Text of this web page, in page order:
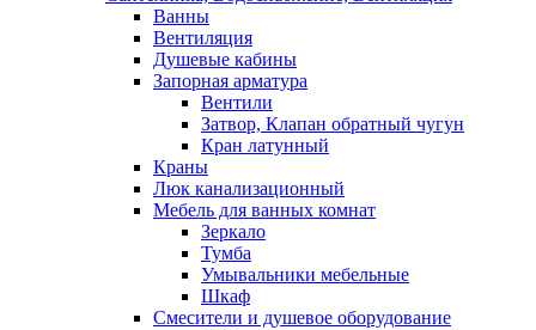
Ванны
Вентиляция
Душевые кабины
Запорная арматура
Вентили
Затвор, Клапан обратный чугун
Кран латунный
Краны
Люк канализационный
Мебель для ванных комнат
Зеркало
Тумба
Умывальники мебельные
Шкаф
Смесители и душевое оборудование